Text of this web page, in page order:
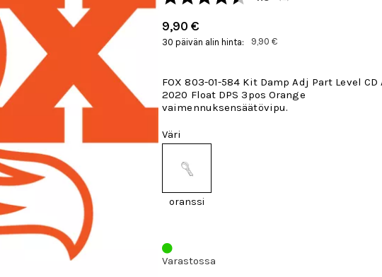
9,90 €
30 päivän alin hinta: 9,90 €
FOX 803-01-584 Kit Damp Adj Part Level CD
2020 Float DPS 3pos Orange
vaimennuksensäätövipu.
Väri
oranssi
Varastossa